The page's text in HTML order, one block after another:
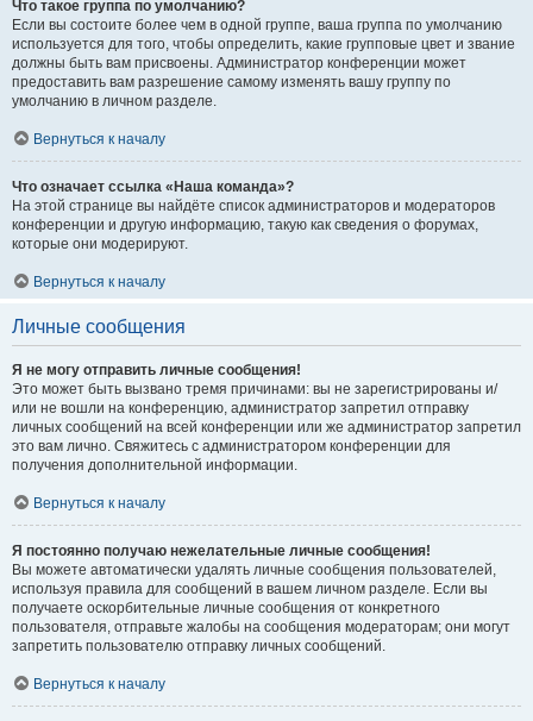
Что такое группа по умолчанию?
Если вы состоите более чем в одной группе, ваша группа по умолчанию
используется для того, чтобы определить, какие групповые цвет и звание
должны быть вам присвоены. Администратор конференции может
предоставить вам разрешение самому изменять вашу группу по
умолчанию в личном разделе.
Вернуться к началу
Что означает ссылка «Наша команда»?
На этой странице вы найдёте список администраторов и модераторов
конференции и другую информацию, такую как сведения о форумах,
которые они модерируют.
Вернуться к началу
Личные сообщения
Я не могу отправить личные сообщения!
Это может быть вызвано тремя причинами: вы не зарегистрированы и/
или не вошли на конференцию, администратор запретил отправку
личных сообщений на всей конференции или же администратор запретил
это вам лично. Свяжитесь с администратором конференции для
получения дополнительной информации.
Вернуться к началу
Я постоянно получаю нежелательные личные сообщения!
Вы можете автоматически удалять личные сообщения пользователей,
используя правила для сообщений в вашем личном разделе. Если вы
получаете оскорбительные личные сообщения от конкретного
пользователя, отправьте жалобы на сообщения модераторам; они могут
запретить пользователю отправку личных сообщений.
Вернуться к началу